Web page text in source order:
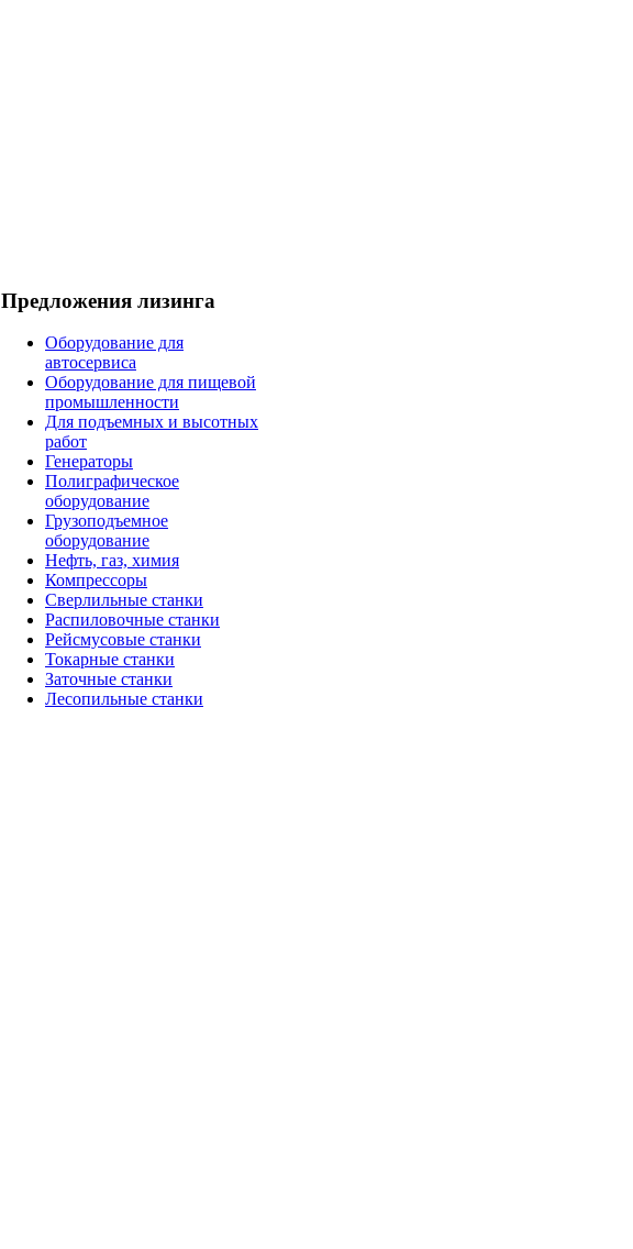
Предложения лизинга
Оборудование для
автосервиса
Оборудование для пищевой
промышленности
Для подъемных и высотных
работ
Генераторы
Полиграфическое
оборудование
Грузоподъемное
оборудование
Нефть, газ, химия
Компрессоры
Сверлильные станки
Распиловочные станки
Рейсмусовые станки
Токарные станки
Заточные станки
Лесопильные станки